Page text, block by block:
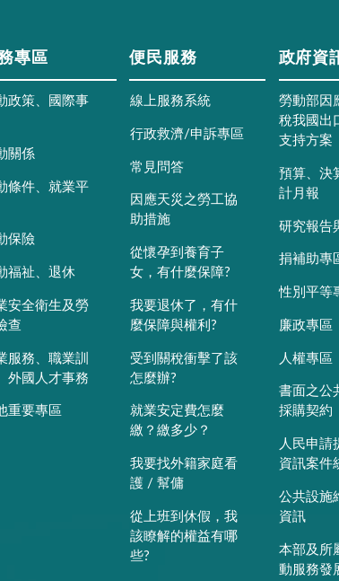
專區
政策、國際事
關係
條件、就業平
保險
福祉、退休
安全衛生及勞
查
服務、職業訓
外國人才事務
重要專區
便民服務
線上服務系統
行政救濟/申訴專區
常見問答
因應天災之勞工協
助措施
從懷孕到養育子
女，有什麼保障?
我要退休了，有什
麼保障與權利?
受到關稅衝擊了該
怎麼辦?
就業安定費怎麼
繳？繳多少？
我要找外籍家庭看
護 / 幫傭
從上班到休假，我
該瞭解的權益有哪
些?
政府資
勞動部因
稅我國出
支持方案
預算、決
計月報
研究報告
捐補助專
性別平等
廉政專區
人權專區
書面之公
採購契約
人民申請
資訊案件
公共設施
資訊
本部及所
動服務發